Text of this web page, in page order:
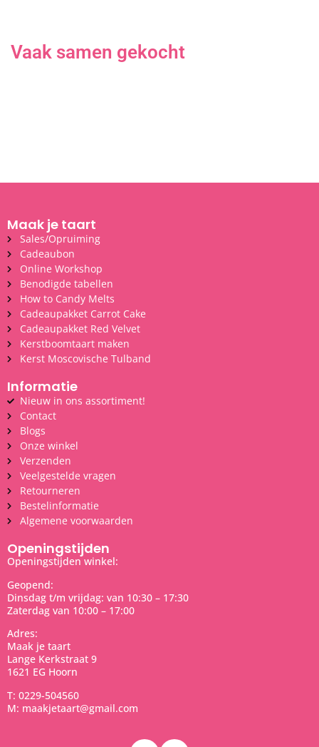
Vaak samen gekocht
Maak je taart
Sales/Opruiming
Cadeaubon
Online Workshop
Benodigde tabellen
How to Candy Melts
Cadeaupakket Carrot Cake
Cadeaupakket Red Velvet
Kerstboomtaart maken
Kerst Moscovische Tulband
Informatie
Nieuw in ons assortiment!
Contact
Blogs
Onze winkel
Verzenden
Veelgestelde vragen
Retourneren
Bestelinformatie
Algemene voorwaarden
Openingstijden
Openingstijden winkel:
Geopend:
Dinsdag t/m vrijdag: van 10:30 – 17:30
Zaterdag van 10:00 – 17:00
Adres:
Maak je taart
Lange Kerkstraat 9
1621 EG Hoorn
T: 0229-504560
M: maakjetaart@gmail.com